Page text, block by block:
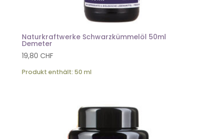
Naturkraftwerke Schwarzkümmelöl 50ml
Demeter
19,80 CHF
Produkt enthält: 50 ml